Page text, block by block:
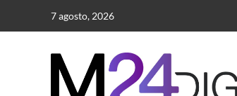
7 agosto, 2026